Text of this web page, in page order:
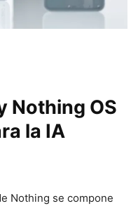
Nothing OS
la IA
Nothing se compone